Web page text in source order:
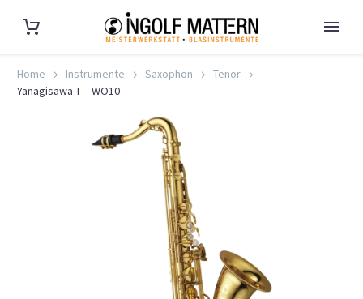
Home Instrumente Saxophon
Tenor
Yanagisawa T – WO10